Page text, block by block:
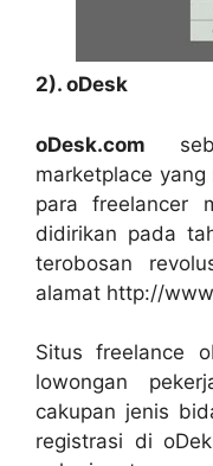
2). oDesk
oDesk.com
marketplace
para freelancer
didirikan pada
terobosan
alamat http://
Situs freelance
lowongan
cakupan jenis
registrasi di